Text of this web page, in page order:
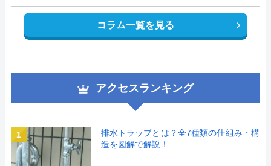
コラム一覧を見る
アクセスランキング
1
排水トラップとは？全7種類の仕組み・構
造を図解で解説！